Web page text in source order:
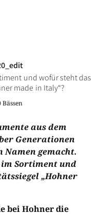
und wofür steht das
made in Italy“?
aus dem
Generationen
Namen gemacht.
Sortiment und
„Hohner
bei Hohner die